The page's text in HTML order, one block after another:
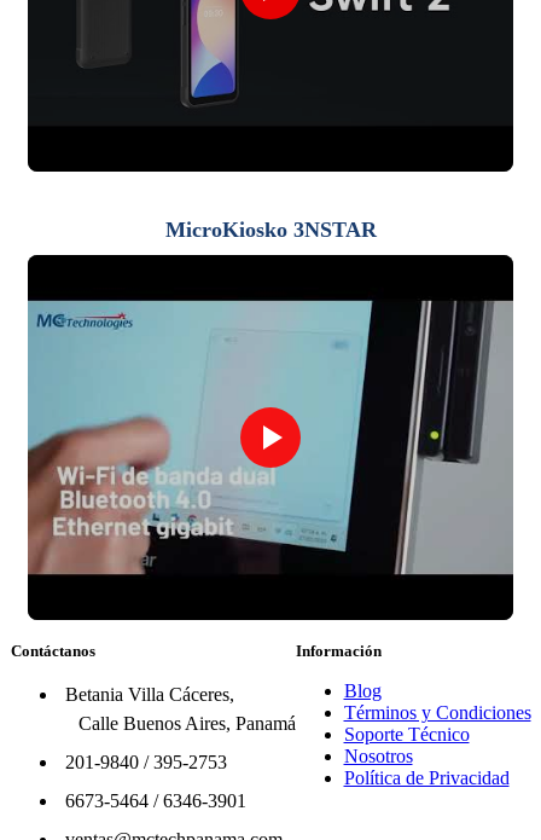
MicroKiosko 3NSTAR
Contáctanos
Betania Villa Cáceres,
Calle Buenos Aires, Panamá
201-9840/395-2753
6673-5464/6346-3901
Información
Blog
Términos y Condiciones
Soporte Técnico
Nosotros
Política de Privacidad